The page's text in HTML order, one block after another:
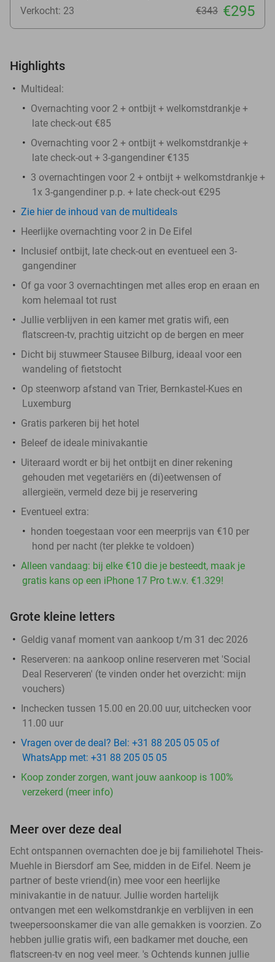
Verkocht: 23 €343 €295
Highlights
Multideal:
Overnachting voor 2 + ontbijt + welkomstdrankje +
late check-out €85
Overnachting voor 2 + ontbijt + welkomstdrankje +
late check-out + 3-gangendiner €135
3 overnachtingen voor 2 + ontbijt + welkomstdrankje +
1x 3-gangendiner p.p. + late check-out €295
Zie hier de inhoud van de multideals
Heerlijke overnachting voor 2 in De Eifel
Inclusief ontbijt, late check-out en eventueel een 3-
gangendiner
Of ga voor 3 overnachtingen met alles erop en eraan en
kom helemaal tot rust
Jullie verblijven in een kamer met gratis wifi, een
flatscreen-tv, prachtig uitzicht op de bergen en meer
Dicht bij stuwmeer Stausee Bilburg, ideaal voor een
wandeling of fietstocht
Op steenworp afstand van Trier, Bernkastel-Kues en
Luxemburg
Gratis parkeren bij het hotel
Beleef de ideale minivakantie
Uiteraard wordt er bij het ontbijt en diner rekening
gehouden met vegetariërs en (di)eetwensen of
allergieën, vermeld deze bij je reservering
Eventueel extra:
honden toegestaan voor een meerprijs van €10 per
hond per nacht (ter plekke te voldoen)
Alleen vandaag: bij elke €10 die je besteedt, maak je
gratis kans op een iPhone 17 Pro t.w.v. €1.329!
Grote kleine letters
Geldig vanaf moment van aankoop t/m 31 dec 2026
Reserveren: na aankoop online reserveren met 'Social
Deal Reserveren' (te vinden onder het overzicht: mijn
vouchers)
Inchecken tussen 15.00 en 20.00 uur, uitchecken voor
11.00 uur
Vragen over de deal? Bel: +31 88 205 05 05 of
WhatsApp met: +31 88 205 05 05
Koop zonder zorgen, want jouw aankoop is 100%
verzekerd (meer info)
Meer over deze deal
Echt ontspannen overnachten doe je bij familiehotel Theis-
Muehle in Biersdorf am See, midden in de Eifel. Neem je
partner of beste vriend(in) mee voor een heerlijke
minivakantie in de natuur. Jullie worden hartelijk
ontvangen met een welkomstdrankje en verblijven in een
tweepersoonskamer die van alle gemakken is voorzien. Zo
hebben jullie gratis wifi, een badkamer met douche, een
flatscreen-tv en nog veel meer. 's Ochtends kunnen jullie